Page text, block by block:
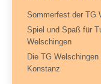
Sommerfest der TG
Spiel und Spaß für
Welschingen
Die TG
Konstanz